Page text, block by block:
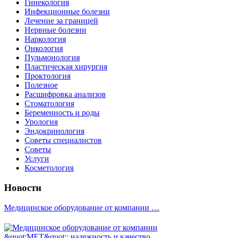
Гинекология
Инфекционные болезни
Лечение за границей
Нервные болезни
Наркология
Онкология
Пульмонология
Пластическая хирургия
Проктология
Полезное
Расшифровка анализов
Стоматология
Беременность и роды
Урология
Эндокринология
Советы специалистов
Советы
Услуги
Косметология
Новости
Медицинское оборудование от компании …